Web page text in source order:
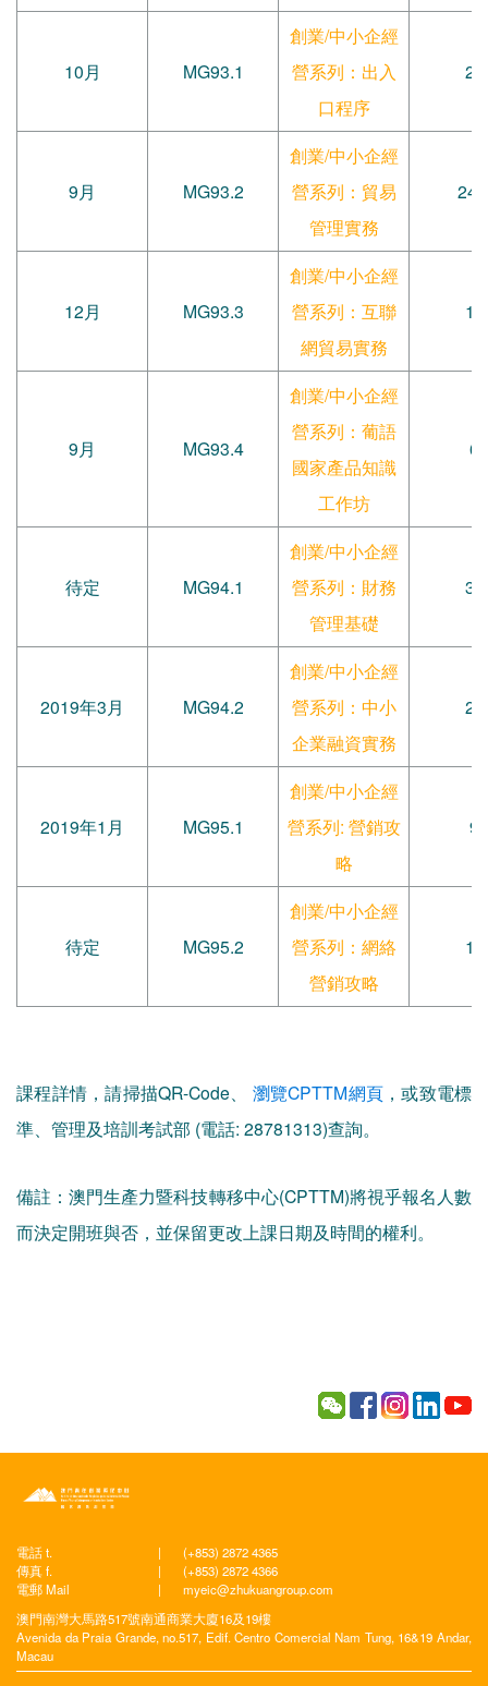
10月 MG93.1
創業/中小企經
營系列：出入
口程序
22
9月 MG93.2
創業/中小企經
營系列：貿易
管理實務
12月 MG93.3
創業/中小企經
營系列：互聯
網貿易實務
10
9月 MG93.4
創業/中小企經
營系列：葡語
國家產品知識
工作坊
6
待定 MG94.1
創業/中小企經
營系列：財務
管理基礎
33
2019年3月 MG94.2
創業/中小企經
營系列：中小
企業融資實務
27
2019年1月 MG95.1
創業/中小企經
營系列: 營銷攻
略
9
待定 MG95.2
創業/中小企經
營系列：網絡
營銷攻略
12
課程詳情，請掃描QR-Code、 瀏覽CPTTM網頁 ，或致電標
準、管理及培訓考試部 (電話: 28781313)查詢。
備註：澳門生產力暨科技轉移中心(CPTTM)將視乎報名人數
而決定開班與否，並保留更改上課日期及時間的權利。
電話 t. |
(+853) 2872 4365
傳真 f.
|
(+853) 2872 4366
電郵 Mail
|
myeic@zhukuangroup.com
澳門南灣大馬路517號南通商業大廈16及19樓
Avenida da Praia Grande, no.517, Edif. Centro Comercial Nam Tung, 16&19 Andar,
Macau